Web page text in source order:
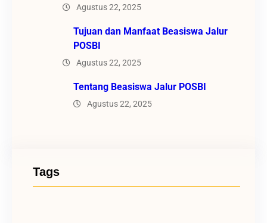
Agustus 22, 2025
Tujuan dan Manfaat Beasiswa Jalur
POSBI
Agustus 22, 2025
Tentang Beasiswa Jalur POSBI
Agustus 22, 2025
Tags